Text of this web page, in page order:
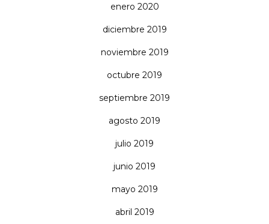
enero 2020
diciembre 2019
noviembre 2019
octubre 2019
septiembre 2019
agosto 2019
julio 2019
junio 2019
mayo 2019
abril 2019